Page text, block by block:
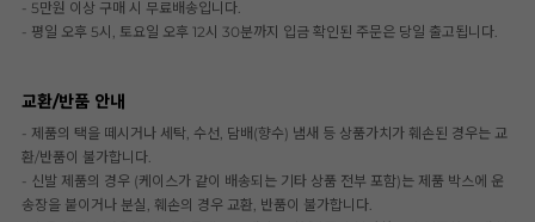
- 5만원 이상 구매 시 무료배송입니다.
- 평일 오후 5시, 토요일 오후 12시 30분까지 입금 확인된 주문은 당일 출고됩니다.
교환/반품 안내
- 제품의 택을 떼시거나 세탁, 수선, 담배(향수) 냄새 등 상품가치가 훼손된 경우는 교
환/반품이 불가합니다.
- 신발 제품의 경우 (케이스가 같이 배송되는 기타 상품 전부 포함)는 제품 박스에 운
송장을 붙이거나 분실, 훼손의 경우 교환, 반품이 불가합니다.